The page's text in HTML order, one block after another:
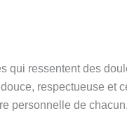
qui ressentent des
respectueuse et
personnelle de chacun.